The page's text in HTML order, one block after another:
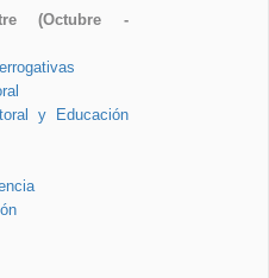
(Octubre -
y Educación